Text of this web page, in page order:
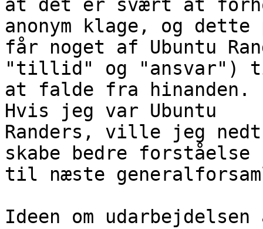
at det er svært at
anonym klage, og dette
får noget af Ubuntu
"tillid" og "ansvar")
at falde fra hinanden.
Hvis jeg var Ubuntu
Randers, ville jeg
skabe bedre forståelse
til næste
Ideen om